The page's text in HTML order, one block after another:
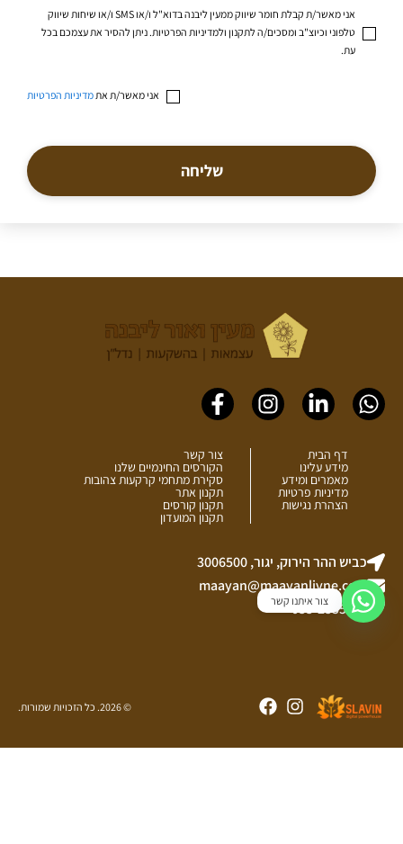
צור איתנו קשר
אני מאשר/ת קבלת חומר שיווק ממעין ליבנה בדוא"ל ו/או SMS ו/או שיחות שיווק
טלפוני וכיוצ"ב ומסכים/ה לתקנון ולמדיניות הפרטיות. ניתן להסיר את עצמכם בכל
עת.
אני מאשר/ת אתמדיניות הפרטיות
שליחה
Whatsapp
Linkedin-
in
Instagram
Facebook-
f
דף הבית
מידע עלינו
מאמרים ומידע
מדיניות פרטיות
הצהרת נגישות
צור קשר
הקורסים החינמיים שלנו
סקירת מתחמי קרקעות צהובות
תקנון אתר
תקנון קורסים
תקנון המועדון
כביש ההר הירוק, יגור, 3006500
maayan@maayanlivne.co.il
055-2555144
Instagram
Facebook © 2026. כל הזכויות שמורות.